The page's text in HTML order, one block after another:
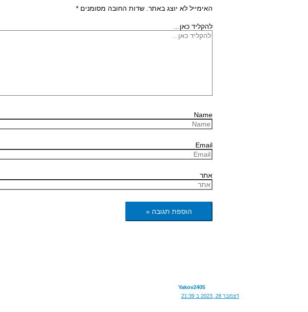
האימייל לא יוצג באתר. שדות החובה מסומנים *
להקליד כאן...
Name
Email
אתר
Yakov2405
דצמבר 28, 2023 ב 21:39